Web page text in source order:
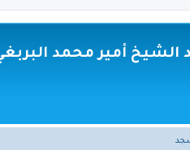
أمير محمد